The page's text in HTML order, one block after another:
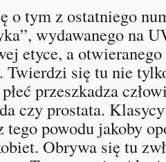
o tym z ostatniego
wydawanego na
etyce, a
Twierdzi się tu nie
przeszkadza
czy prostata.
powodu jakoby
Obrywa się tu